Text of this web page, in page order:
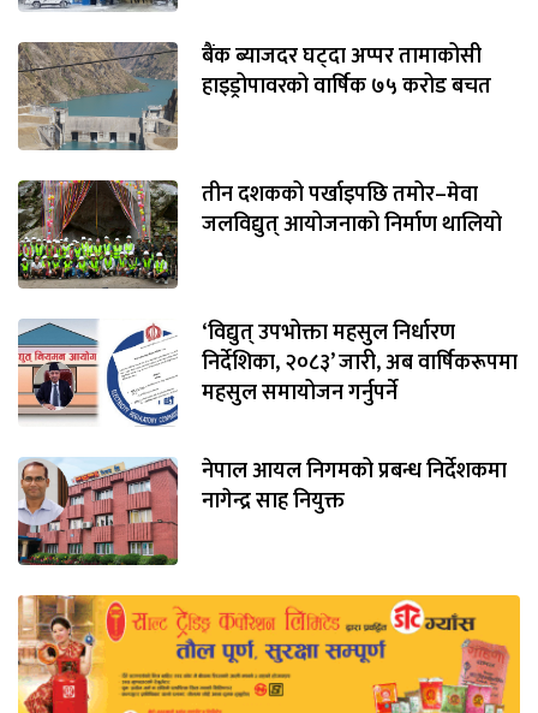
बैंक ब्याजदर घट्दा अप्पर तामाकोसी
हाइड्रोपावरको वार्षिक ७५ करोड बचत
तीन दशकको पर्खाइपछि तमोर–मेवा
जलविद्युत् आयोजनाको निर्माण थालियो
‘विद्युत् उपभोक्ता महसुल निर्धारण
निर्देशिका, २०८३’ जारी, अब वार्षिकरूपमा
महसुल समायोजन गर्नुपर्ने
नेपाल आयल निगमको प्रबन्ध निर्देशकमा
नागेन्द्र साह नियुक्त